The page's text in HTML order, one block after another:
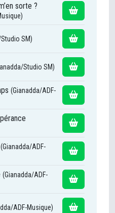
sorte ?
SM)
Studio SM)
(Gianadda/ADF-
(Gianadda/ADF-
(Gianadda/ADF-
ADF-Musique)